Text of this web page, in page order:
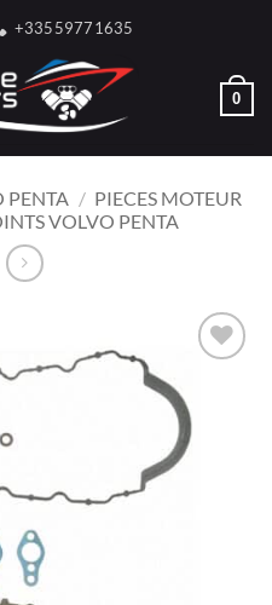
+33559771635
0
PENTA / PIECES MOTEUR
VOLVO PENTA
AJOUTER
À LA
LISTE
D’ENVIES